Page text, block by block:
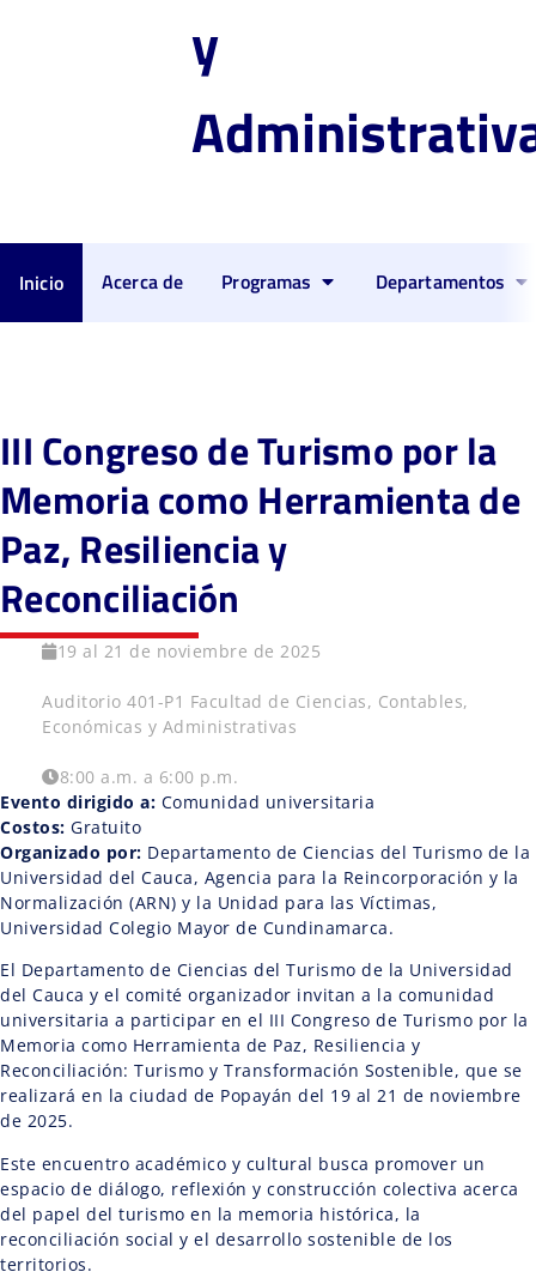
y
Inicio Acerca de Programas Departamentos
III Congreso de Turismo por la
Memoria como Herramienta de
Paz, Resiliencia y
Reconciliación
19 al 21 de noviembre de 2025
Auditorio 401-P1 Facultad de Ciencias, Contables,
Económicas y Administrativas
8:00 a.m. a 6:00 p.m.
Evento dirigido a: Comunidad universitaria
Costos: Gratuito
Organizado por: Departamento de Ciencias del Turismo de la
Universidad del Cauca, Agencia para la Reincorporación y la
Normalización (ARN) y la Unidad para las Víctimas,
Universidad Colegio Mayor de Cundinamarca.
El Departamento de Ciencias del Turismo de la Universidad
del Cauca y el comité organizador invitan a la comunidad
universitaria a participar en el III Congreso de Turismo por la
Memoria como Herramienta de Paz, Resiliencia y
Reconciliación: Turismo y Transformación Sostenible, que se
realizará en la ciudad de Popayán del 19 al 21 de noviembre
de 2025.
Este encuentro académico y cultural busca promover un
espacio de diálogo, reflexión y construcción colectiva acerca
del papel del turismo en la memoria histórica, la
reconciliación social y el desarrollo sostenible de los
territorios.